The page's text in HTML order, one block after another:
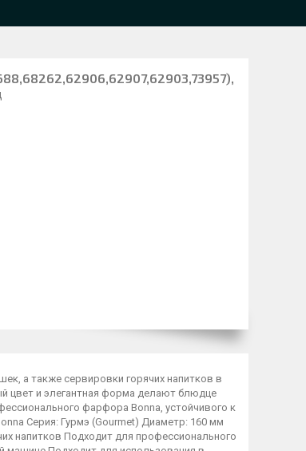
а также сервировки горячих напитков в
цвет и элегантная форма делают блюдце
фарфора Bonna, устойчивого к
Серия: Гурмэ (Gourmet) Диаметр: 160 мм
напитков Подходит для профессионального